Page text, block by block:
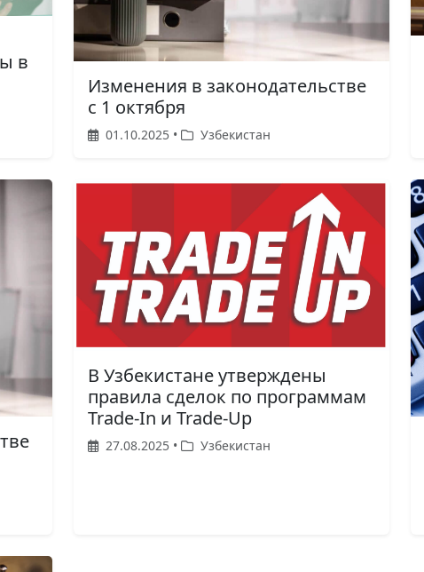
в
Изменения в законодательстве
с 1 октября
01.10.2025 • Узбекистан
В Узбекистане утверждены
правила сделок по программам
Trade-In и Trade-Up
27.08.2025 • Узбекистан